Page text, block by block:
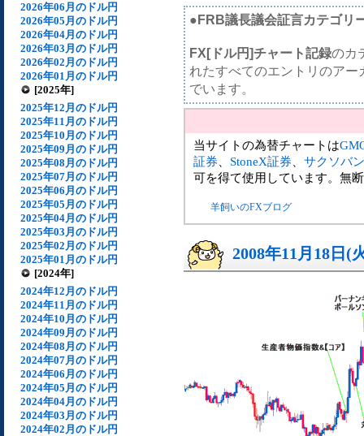
2026年06月のドル円
2026年05月のドル円
2026年04月のドル円
2026年03月のドル円
2026年02月のドル円
2026年01月のドル円
[2025年]
2025年12月のドル円
2025年11月のドル円
2025年10月のドル円
2025年09月のドル円
2025年08月のドル円
2025年07月のドル円
2025年06月のドル円
2025年05月のドル円
2025年04月のドル円
2025年03月のドル円
2025年02月のドル円
2025年01月のドル円
[2024年]
2024年12月のドル円
2024年11月のドル円
2024年10月のドル円
2024年09月のドル円
2024年08月のドル円
2024年07月のドル円
2024年06月のドル円
2024年05月のドル円
2024年04月のドル円
2024年03月のドル円
2024年02月のドル円
●FRB議長議会証言カテゴリ
FX[ドル円]チャート記録のカ
れたすべてのエントリのア
でいます。
当サイトの為替チャートは
証券
StoneX証券
サクソバ
可を得て使用しています。無
羊飼いのFXブログ
2008年11月18日(